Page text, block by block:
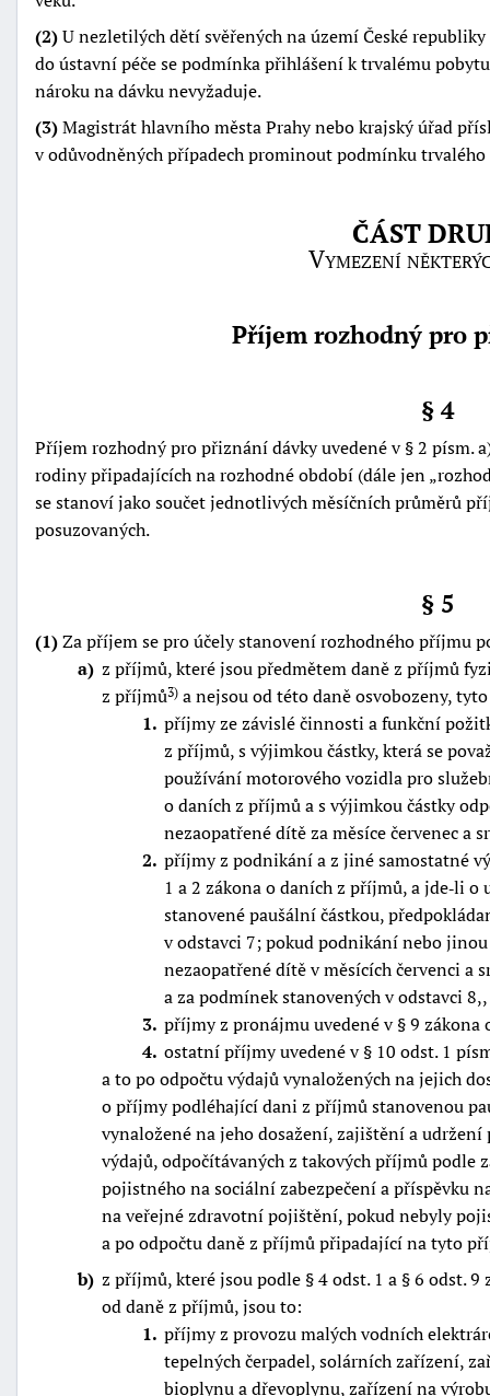
(2)U nezletilých dětí svěřených na území České
do ústavní péče se podmínka přihlášení k trvalému
nároku na dávku nevyžaduje.
(3)Magistrát hlavního města Prahy nebo krajský úřad
v odůvodněných případech prominout podmínku
ČÁST
Vymezení
Příjem rozhodný pro
§ 4
Příjem rozhodný pro přiznání dávky uvedené v § 2 písm.
rodiny připadajících na rozhodné období (dále jen
se stanoví jako součet jednotlivých měsíčních průměrů
posuzovaných.
§ 5
(1)Za příjem se pro účely stanovení rozhodného příjmu
a z příjmů, které jsou předmětem daně z příjmů
z příjmů3)a nejsou od této daně osvobozeny,
1 příjmy ze závislé činnosti a funkční
z příjmů, s výjimkou částky, která se
používání motorového vozidla pro
o daních z příjmů a s výjimkou částky
nezaopatřené dítě za měsíce červenec a
2 příjmy z podnikání a z jiné samostatné
1 a 2 zákona o daních z příjmů, a jde‑li
stanovené paušální částkou,
v odstavci 7; pokud podnikání nebo
nezaopatřené dítě v měsících červenci a
a za podmínek stanovených v odstavci 8,,
3 příjmy z pronájmu uvedené v § 9
4 ostatní příjmy uvedené v § 10 odst. 1
a to po odpočtu výdajů vynaložených na jejich
o příjmy podléhající dani z příjmů stanovenou
vynaložené na jeho dosažení, zajištění a
výdajů, odpočítávaných z takových příjmů podle
pojistného na sociální zabezpečení a příspěvku
na veřejné zdravotní pojištění, pokud nebyly
a po odpočtu daně z příjmů připadající na tyto
b z příjmů, které jsou podle § 4 odst. 1 a § 6 odst.
od daně z příjmů, jsou to:
1 příjmy z provozu malých vodních
tepelných čerpadel, solárních zařízení,
bioplynu a dřevoplynu, zařízení na